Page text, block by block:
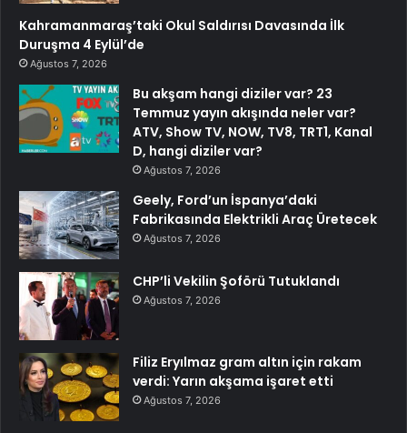
Kahramanmaraş’taki Okul Saldırısı Davasında İlk
Duruşma 4 Eylül’de
Ağustos 7, 2026
Bu akşam hangi diziler var? 23
Temmuz yayın akışında neler var?
ATV, Show TV, NOW, TV8, TRT1, Kanal
D, hangi diziler var?
Ağustos 7, 2026
Geely, Ford’un İspanya’daki
Fabrikasında Elektrikli Araç Üretecek
Ağustos 7, 2026
CHP’li Vekilin Şoförü Tutuklandı
Ağustos 7, 2026
Filiz Eryılmaz gram altın için rakam
verdi: Yarın akşama işaret etti
Ağustos 7, 2026